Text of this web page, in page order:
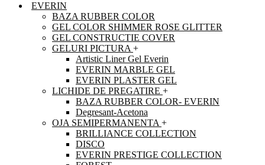
EVERIN
BAZA RUBBER COLOR
GEL COLOR SHIMMER ROSE GLITTER
GEL CONSTRUCTIE COVER
GELURI PICTURA +
Artistic Liner Gel Everin
EVERIN MARBLE GEL
EVERIN PLASTER GEL
LICHIDE DE PREGATIRE +
BAZA RUBBER COLOR- EVERIN
Degresant-Acetona
OJA SEMIPERMANENTA +
BRILLIANCE COLLECTION
DISCO
EVERIN PRESTIGE COLLECTION